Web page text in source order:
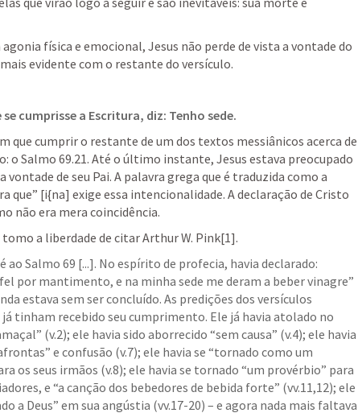
agonia física e emocional, Jesus não perde de vista a vontade do
mais evidente com o restante do versículo.
se cumprisse a Escritura, diz: Tenho sede.
que cumprir o restante de um dos textos messiânicos acerca de
o Salmo 69.21. ​Até o último instante, Jesus estava preocupado
vontade de seu Pai. A palavra grega que é traduzida como a
que” [i{na] exige essa intencionalidade. A declaração de Cristo
não era mera coincidência.
a liberdade de citar Arthur W. Pink[1].
ao Salmo 69 [...]. No espírito de profecia, havia declarado:
por mantimento, e na minha sede me deram a beber vinagre”
estava sem ser concluído. As predições dos versículos
tinham recebido seu cumprimento. Ele já havia atolado no
(v.2); ele havia sido aborrecido “sem causa” (v.4); ele havia
e confusão (v.7); ele havia se “tornado como um
os seus irmãos (v.8); ele havia se tornado “um provérbio” para
e “a canção dos bebedores de bebida forte” (vv.11,12); ele
a Deus” em sua angústia (vv.17-20) – e agora nada mais faltava